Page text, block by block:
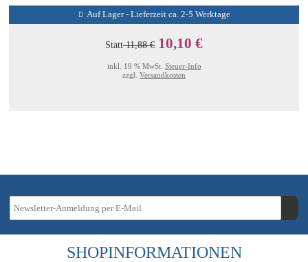
Auf Lager - Lieferzeit ca. 2-5 Werktage
Statt11,88 € 10,10 €
inkl. 19 % MwSt. Steuer-Info
zzgl. Versandkosten
SHOPINFORMATIONEN